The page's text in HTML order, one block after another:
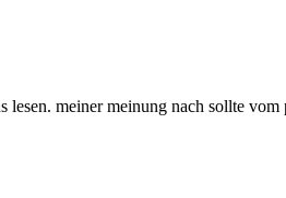
lesen. meiner meinung nach sollte vom